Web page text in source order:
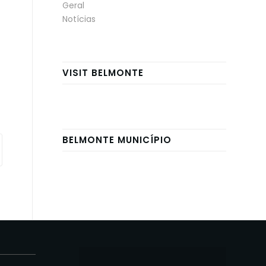
Geral
Notícias
VISIT BELMONTE
BELMONTE MUNICÍPIO